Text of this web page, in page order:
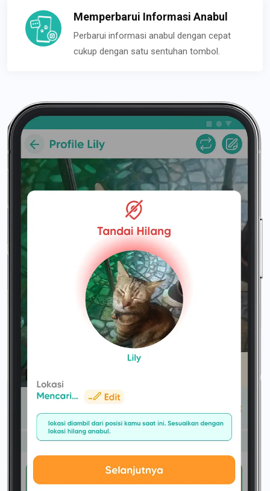
Memperbarui Informasi Anabul
Perbarui informasi anabul dengan cepat
cukup dengan satu sentuhan tombol.